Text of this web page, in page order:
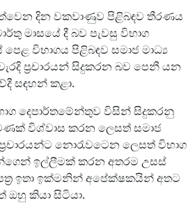
දින වකවාණුව පිළිබඳව තීරණය
මාසයේ දී බව පැවසු විභාග
විභාගය පිළිබඳව සමාජ මාධ්‍ය
ප්‍රචාරයන් සිදුකරන බව පෙනී යන
සඳහන් කළා.
දෙපාර්තමේන්තුව විසින් සිදුකරනු
විශ්වාස කරන ලෙසත් සමාජ
නොරැවටෙන ලෙසත් විභාග
ඉල්ලීමක් කරන අතරම උසස්
ඉතා ඉක්මනින් අපේක්ෂකයින් අතට
කියා සිටියා.